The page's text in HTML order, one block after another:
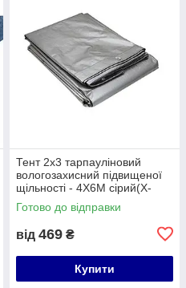
Тент 2х3 тарпауліновий
вологозахисний підвищеної
щільності - 4Х6М сірий(Х-
TREME)
Готово до відправки
від 469 ₴
Купити